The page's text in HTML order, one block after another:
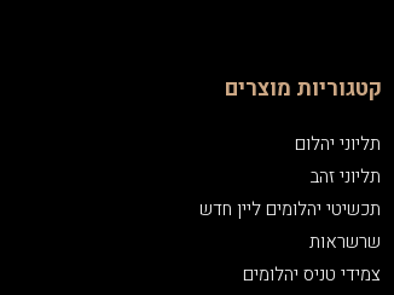
קטגוריות מוצרים
תליוני יהלום
תליוני זהב
תכשיטי יהלומים ליין חדש
שרשראות
צמידי טניס יהלומים